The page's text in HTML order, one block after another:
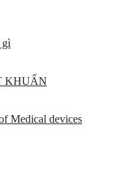
gì
KHUẨN
Medical devices